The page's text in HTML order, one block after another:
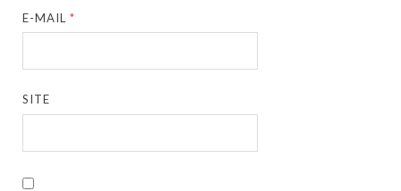
E-MAIL*
SITE